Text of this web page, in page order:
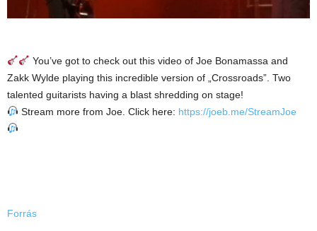
You’ve got to check out this video of Joe Bonamassa and
Zakk Wylde playing this incredible version of „Crossroads”. Two
talented guitarists having a blast shredding on stage!
Stream more from Joe. Click here: https://joeb.me/StreamJoe
Forrás